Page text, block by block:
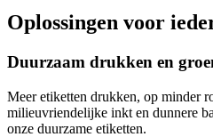
Oplossingen voor
Duurzaam drukken en
Meer etiketten drukken, op minder
milieuvriendelijke inkt en dunnere
onze duurzame etiketten.